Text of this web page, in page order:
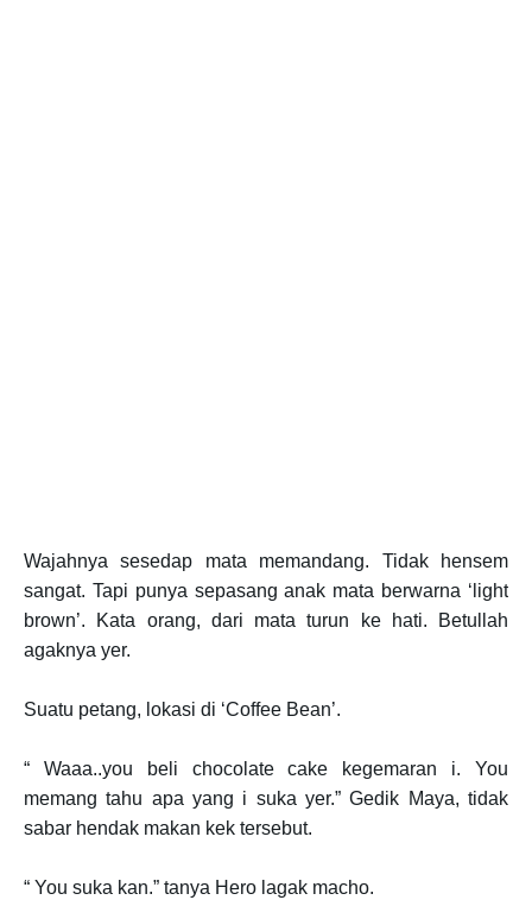
Wajahnya sesedap mata memandang. Tidak hensem
sangat. Tapi punya sepasang anak mata berwarna ‘light
brown’. Kata orang, dari mata turun ke hati. Betullah
agaknya yer.
Suatu petang, lokasi di ‘Coffee Bean’.
“ Waaa..you beli chocolate cake kegemaran i. You
memang tahu apa yang i suka yer.” Gedik Maya, tidak
sabar hendak makan kek tersebut.
“ You suka kan.” tanya Hero lagak macho.